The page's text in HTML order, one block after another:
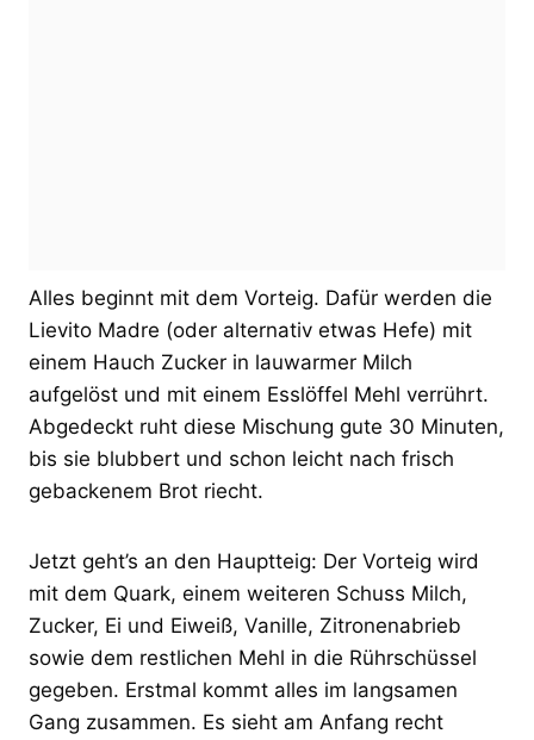
Alles beginnt mit dem Vorteig. Dafür werden die
Lievito Madre (oder alternativ etwas Hefe) mit
einem Hauch Zucker in lauwarmer Milch
aufgelöst und mit einem Esslöffel Mehl verrührt.
Abgedeckt ruht diese Mischung gute 30 Minuten,
bis sie blubbert und schon leicht nach frisch
gebackenem Brot riecht.
Jetzt geht’s an den Hauptteig: Der Vorteig wird
mit dem Quark, einem weiteren Schuss Milch,
Zucker, Ei und Eiweiß, Vanille, Zitronenabrieb
sowie dem restlichen Mehl in die Rührschüssel
gegeben. Erstmal kommt alles im langsamen
Gang zusammen. Es sieht am Anfang recht